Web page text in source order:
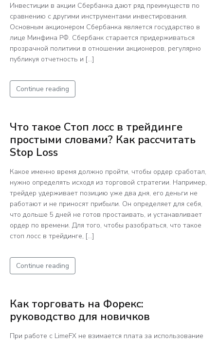
Инвестиции в акции Сбербанка дают ряд преимуществ по
сравнению с другими инструментами инвестирования.
Основным акционером Сбербанка является государство в
лице Минфина РФ. Сбербанк старается придерживаться
прозрачной политики в отношении акционеров, регулярно
публикуя отчетность и […]
Continue reading
Что такое Стоп лосс в трейдинге
простыми словами? Как рассчитать
Stop Loss
Какое именно время должно пройти, чтобы ордер сработал,
нужно определять исходя из торговой стратегии. Например,
трейдер удерживает позицию уже два дня, его деньги не
работают и не приносят прибыли. Он определяет для себя,
что дольше 5 дней не готов простаивать, и устанавливает
ордер по времени. Для того, чтобы разобраться, что такое
стоп лосс в трейдинге, […]
Continue reading
Как торговать на Форекс:
руководство для новичков
При работе с LimeFX не взимается плата за использование